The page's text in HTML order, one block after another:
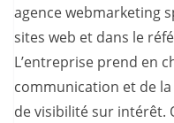
agence webmarketing
sites web et dans le
L’entreprise prend en
communication et de
de visibilité sur intérêt.